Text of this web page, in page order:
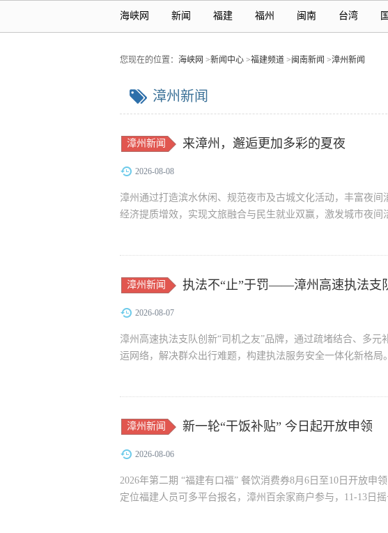
海峡网 新闻 福建 福州 闽南 台湾
您现在的位置： 海峡网 >新闻中心 >福建频道 >闽南新闻 >漳州新闻
漳州新闻
漳州新闻 来漳州，邂逅更加多彩的夏夜
2026-08-08
漳州通过打造滨水休闲、规范夜市及古城文化活动，丰富夜
经济提质增效，实现文旅融合与民生就业双赢，激发城市夜间
漳州新闻
执法不“止”于罚​——漳州高速执法支
行与安全难题
2026-08-07
漳州高速执法支队创新“司机之友”品牌，通过疏堵结合、多
运网络，解决群众出行难题，构建执法服务安全一体化新格局。
漳州新闻 新一轮“干饭补贴” 今日起开放申领
2026-08-06
2026年第二期 “福建有口福” 餐饮消费券8月6日至10日开放申
定位福建人员可多平台报名，漳州百余家商户参与，11‑13日摇